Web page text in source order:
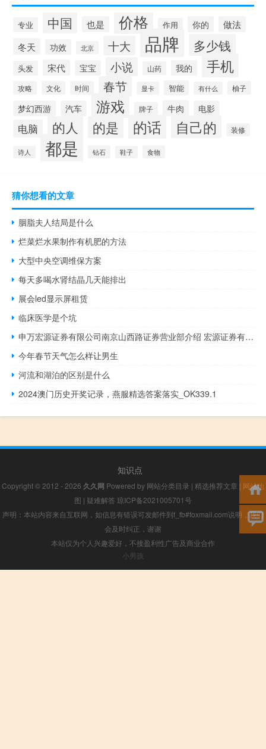
专业 中国 也是 价格 作用 你的 做法
冬天 功效 北京 十大 品牌 多少钱
头发 宋代 宝宝 小说 山药 我的 手机
攻略 文化 时间 春节 显卡 智能 有什么 柚子
梦幻西游 汽车 游戏 牌子 牛肉 电影
电脑 的人 的是 的话 自己的 装修
诗人 都是 钻石 鞋子 食物
猜你想看的文章
胭脂夫人结局是什么
烂菜烂水果制作有机肥的方法
大型中央空调维保方案
每天多喝水肾结晶几天能排出
展会led显示屏租赁
临床医学是个坑
申万宏源证券有限公司南京山西路证券营业部介绍 宏源证券有限公司
今年春节天气怎么样让男生
河流和湖泊的区别是什么
2024澳门历史开奖记录，燕服精选答案落实_OK339.1
知识点
Copyright © 2012 - 2026 久久网 Powered by 网站分类目录 | 精选推荐文章 | 网站地
图 | 疑难解答 琼ICP备2021005701号
声明：本站内容来自互联网，如信息有错误可发邮件到f_fb#foxmail.com说明，我们
会及时纠正，谢谢
本站仅为个人兴趣爱好，不接盈利性广告及商业合作
小男孩